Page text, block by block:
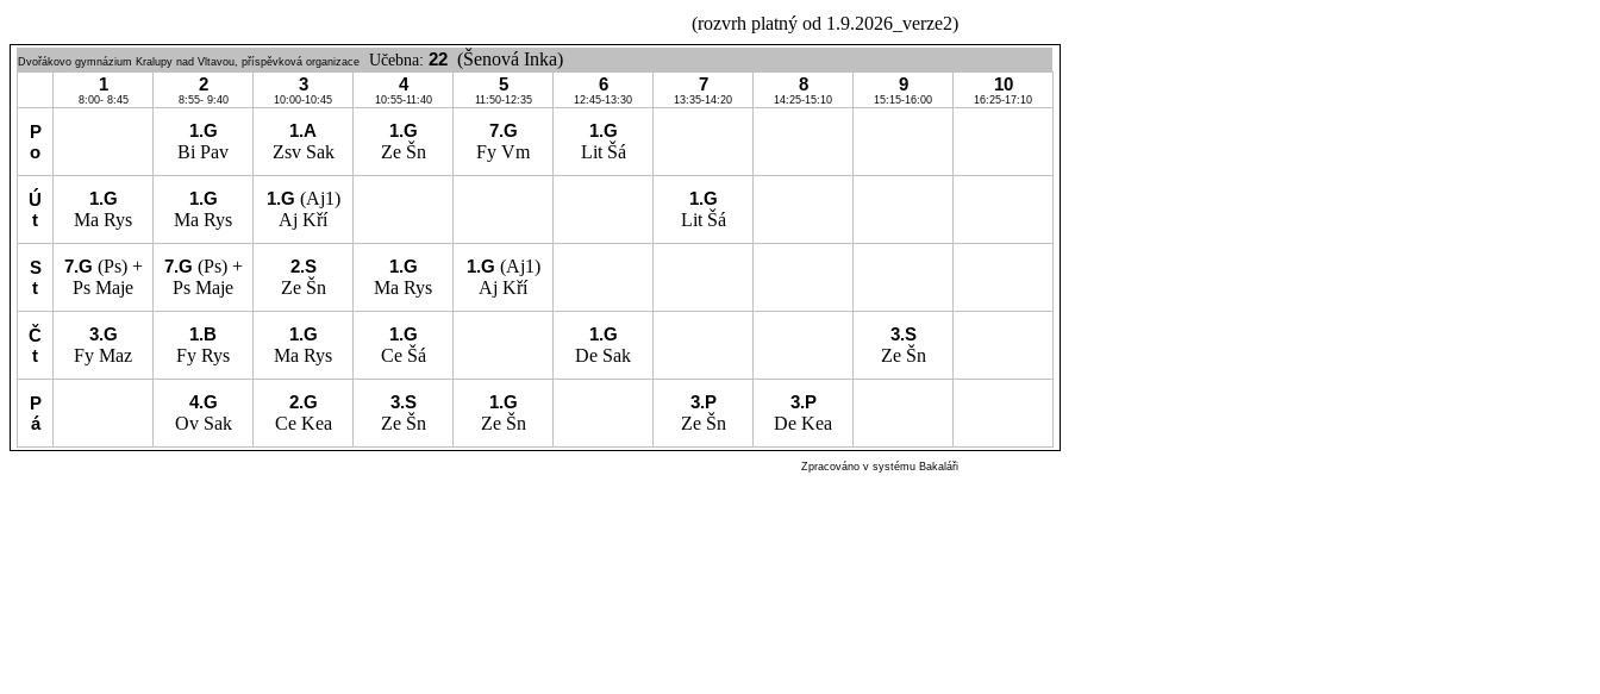
(rozvrh platný od 1.9.2026_verze2)
Dvořákovo gymnázium Kralupy nad Vltavou, příspěvková organizace Učebna: 22 (Šenová Inka)
1
8:00- 8:45
2
8:55- 9:40
3
10:00-10:45
4
10:55-11:40
5
11:50-12:35
6
12:45-13:30
7
13:35-14:20
8
14:25-15:10
9
15:15-16:00
10
16:25-17:10
P
o
1.G
Bi Pav
1.A
ZsvSak
1.G
ZeŠn
7.G
Fy Vm
1.G
LitŠá
Ú
t
1.G
Ma Rys
1.G
Ma Rys
1.G (Aj1)
Aj Kří
1.G
LitŠá
S
t
7.G (Ps) +
Ps Maje
7.G (Ps) +
Ps Maje
2.S
ZeŠn
1.G
Ma Rys
1.G (Aj1)
Aj Kří
Č
t
3.G
Fy Maz
1.B
Fy Rys
1.G
Ma Rys
1.G
CeŠá
1.G
De Sak
3.S
ZeŠn
P
á
4.G
OvSak
2.G
CeKea
3.S
ZeŠn
1.G
ZeŠn
3.P
ZeŠn
3.P
De Kea
Zpracováno v systému Bakaláři